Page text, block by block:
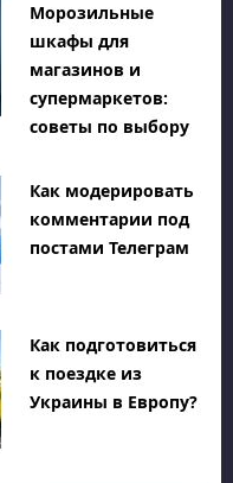
Морозильные
шкафы для
магазинов и
супермаркетов:
советы по выбору
Как модерировать
комментарии под
постами Телеграм
Как подготовиться
к поездке из
Украины в Европу?